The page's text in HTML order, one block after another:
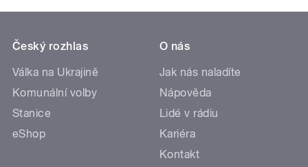
Český rozhlas
Válka na Ukrajině
Komunální volby
Stanice
eShop
O nás
Jak nás naladíte
Nápověda
Lidé v rádiu
Kariéra
Kontakt